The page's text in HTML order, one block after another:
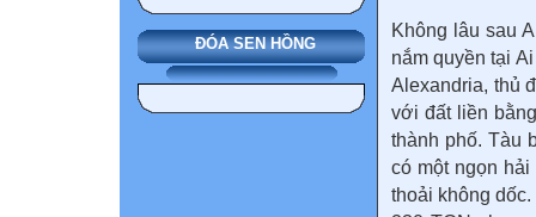
ĐÓA SEN HỒNG
Không lâu sau
nắm quyền tại
Alexandria, thủ
với đất liền
thành phố. Tàu
có một ngọn
thoải không